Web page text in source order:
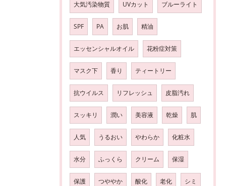
大気汚染物質 UVカット ブルーライト
SPF PA お肌 精油
エッセンシャルオイル 花粉症対策
マスク下 香り ティートリー
抗ウイルス リフレッシュ 皮脂汚れ
スッキリ 潤い 美容液 乾燥 肌
人気 うるおい やわらか 化粧水
水分 ふっくら クリーム 保湿
保護 つややか 酸化 老化 シミ